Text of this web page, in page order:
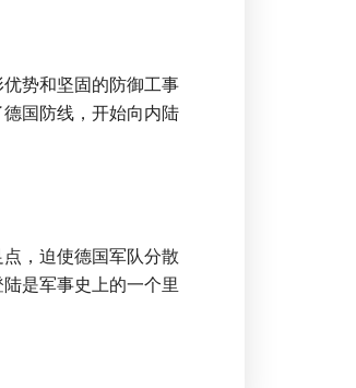
势和坚固的防御工事
国防线，开始向内陆
，迫使德国军队分散
是军事史上的一个里